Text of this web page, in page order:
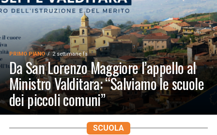
PRIMO PIANO 2 settimane fa
Da San Lorenzo Maggiore l’appello al
Ministro Valditara: “Salviamo le scuole
dei piccoli comuni”
SCUOLA